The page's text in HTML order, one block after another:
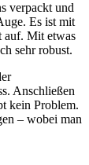
verpackt und
Es ist mit
auf. Mit etwas
sehr robust.
Anschließen
kein Problem.
– wobei man